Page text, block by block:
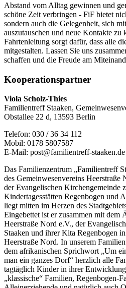
Abstand vom Alltag gewinnen und
schöne Zeit verbringen - FiF bietet
sondern auch die Gelegenheit, sich
auszutauschen und neue Kontakte
Fahrtenleitung sorgt dafür, dass alle
mitgestalten. Lassen Sie uns
schaffen und die Freude am
Kooperationspartner
Viola Scholz-Thies
Familientreff Staaken,
Obstallee 22 d, 13593 Berlin
Telefon: 030 / 36 34 112
Mobil: 0178 5807587
E-Mail: post@familientreff-staaken.de
Das Familienzentrum „Familientreff
des Gemeinwesenvereins
der Evangelischen Kirchengemeinde
Kindertagesstätten Regenbogen und
liegt mitten im Herzen des
Eingebettet ist er zusammen mit dem
Heerstraße Nord e.V., der
Staaken und ihrer Kita Regenbogen
Heerstraße Nord. In unserem
dem afrikanischen Sprichwort „Um
man ein ganzes Dorf“ herzlich alle
tagtäglich Kinder in ihrer
„klassische“ Familien, Regenbogen-